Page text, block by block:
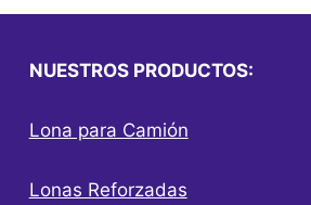
NUESTROS PRODUCTOS:
Lona para Camión
Lonas Reforzadas